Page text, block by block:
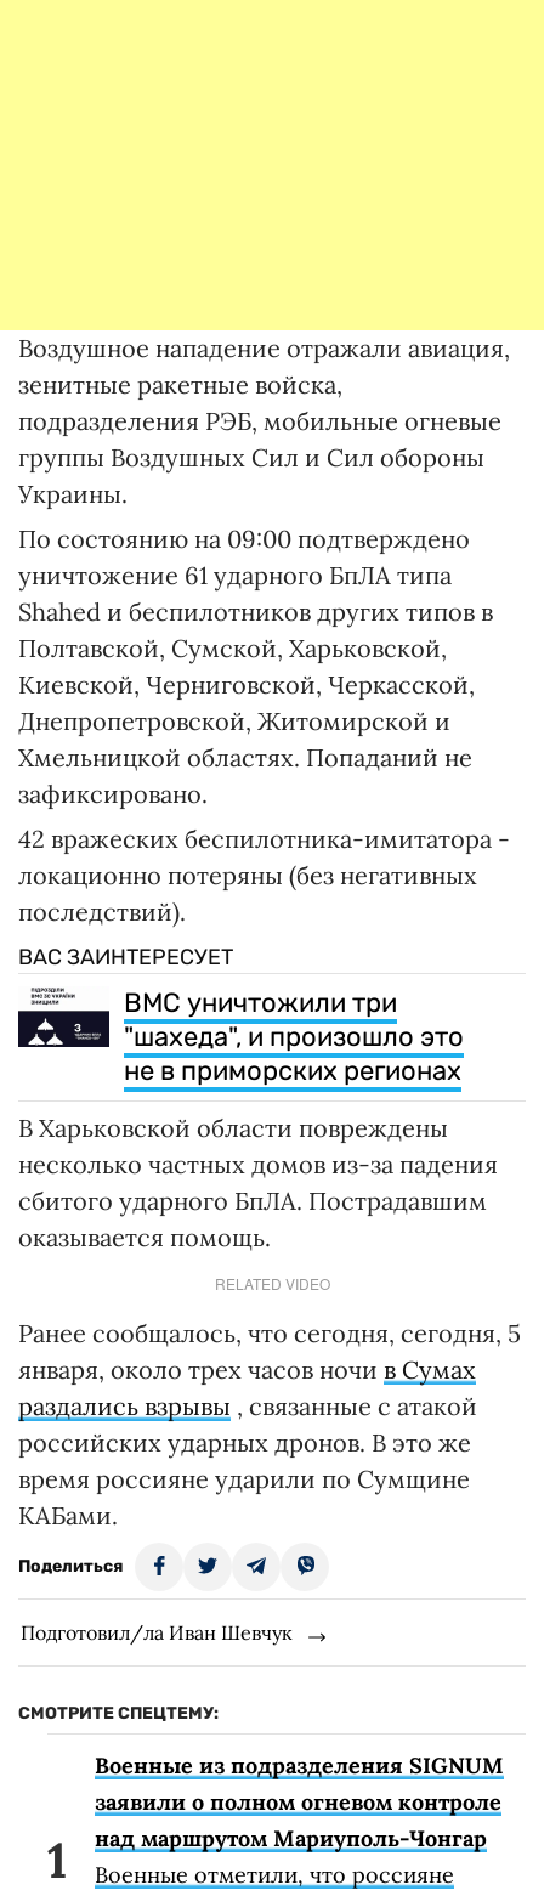
Воздушное нападение отражали авиация,
зенитные ракетные войска,
подразделения РЭБ, мобильные огневые
группы Воздушных Сил и Сил обороны
Украины.
По состоянию на 09:00 подтверждено
уничтожение 61 ударного БпЛА типа
Shahed и беспилотников других типов в
Полтавской, Сумской, Харьковской,
Киевской, Черниговской, Черкасской,
Днепропетровской, Житомирской и
Хмельницкой областях. Попаданий не
зафиксировано.
42 вражеских беспилотника-имитатора -
локационно потеряны (без негативных
последствий).
ВАС ЗАИНТЕРЕСУЕТ
ВМС уничтожили три
"шахеда", и произошло это
не в приморских регионах
В Харьковской области повреждены
несколько частных домов из-за падения
сбитого ударного БпЛА. Пострадавшим
оказывается помощь.
RELATED VIDEO
Ранее сообщалось, что сегодня, сегодня, 5
января, около трех часов ночи в Сумах
раздались взрывы , связанные с атакой
российских ударных дронов. В это же
время россияне ударили по Сумщине
КАБами.
Поделиться
Подготовил/ла Иван Шевчук
СМОТРИТЕ СПЕЦТЕМУ:
Военные из подразделения SIGNUM
заявили о полном огневом контроле
над маршрутом Мариуполь-Чонгар
Военные отметили, что россияне